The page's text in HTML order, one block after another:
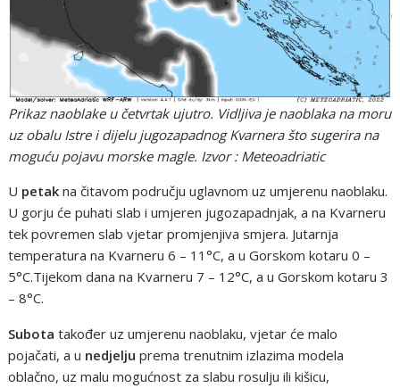
Prikaz naoblake u četvrtak ujutro. Vidljiva je naoblaka na moru
uz obalu Istre i dijelu jugozapadnog Kvarnera što sugerira na
moguću pojavu morske magle. Izvor : Meteoadriatic
U petak na čitavom području uglavnom uz umjerenu naoblaku.
U gorju će puhati slab i umjeren jugozapadnjak, a na Kvarneru
tek povremen slab vjetar promjenjiva smjera. Jutarnja
temperatura na Kvarneru 6 – 11°C, a u Gorskom kotaru 0 –
5°C.Tijekom dana na Kvarneru 7 – 12°C, a u Gorskom kotaru 3
– 8°C.
Subotatakođer uz umjerenu naoblaku, vjetar će malo
pojačati, a u nedjelju prema trenutnim izlazima modela
oblačno, uz malu mogućnost za slabu rosulju ili kišicu,